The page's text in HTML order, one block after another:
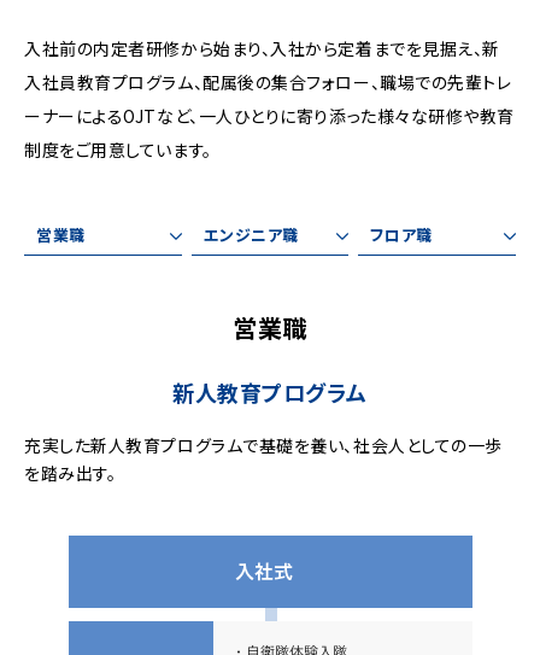
入社前の内定者研修から始まり、入社から定着までを見据え、新
入社員教育プログラム、配属後の集合フォロー、職場での先輩トレ
ーナーによるOJTなど、一人ひとりに寄り添った様々な研修や教育
制度をご用意しています。
営業職 エンジニア職 フロア職
営業職
新人教育プログラム
充実した新人教育プログラムで基礎を養い、社会人としての一歩
を踏み出す。